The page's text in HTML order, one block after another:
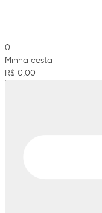
0
Minha cesta
R$ 0,00